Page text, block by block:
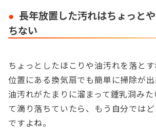
長年放置した汚れはちょっと
ちない
ちょっとしたほこりや油汚れを落と
位置にある換気扇でも簡単に掃除が出
油汚れがたまりに溜まって鍾乳洞み
て滴り落ちていたら、もう自分では
ですよね。